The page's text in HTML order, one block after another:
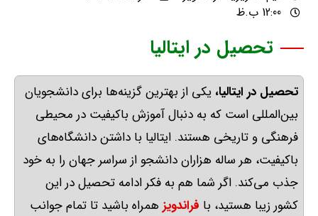
12:00 ب.ظ
تحصیل در ایتالیا
تحصیل در ایتالیا، یکی از بهترین گزینه‌ها برای دانشجویان
بین‌المللی است که به دنبال آموزش باکیفیت در محیطی
فرهنگی و تاریخی هستند. ایتالیا با داشتن دانشگاه‌های
باکیفیت، هر ساله هزاران دانشجو از سراسر جهان را به خود
جذب می‌کند. اگر شما هم به فکر ادامه تحصیل در این
کشور زیبا هستید، با فراندویز همراه باشید تا تمام جوانب